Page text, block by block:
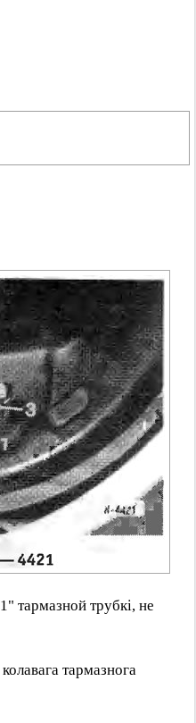
тармазной трубкі, не
тармазнога